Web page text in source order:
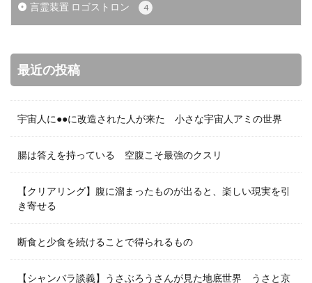
言霊装置 ロゴストロン 4
最近の投稿
宇宙人に●●に改造された人が来た 小さな宇宙人アミの世界
腸は答えを持っている 空腹こそ最強のクスリ
【クリアリング】腹に溜まったものが出ると、楽しい現実を引
き寄せる
断食と少食を続けることで得られるもの
【シャンバラ談義】うさぶろうさんが見た地底世界 うさと京